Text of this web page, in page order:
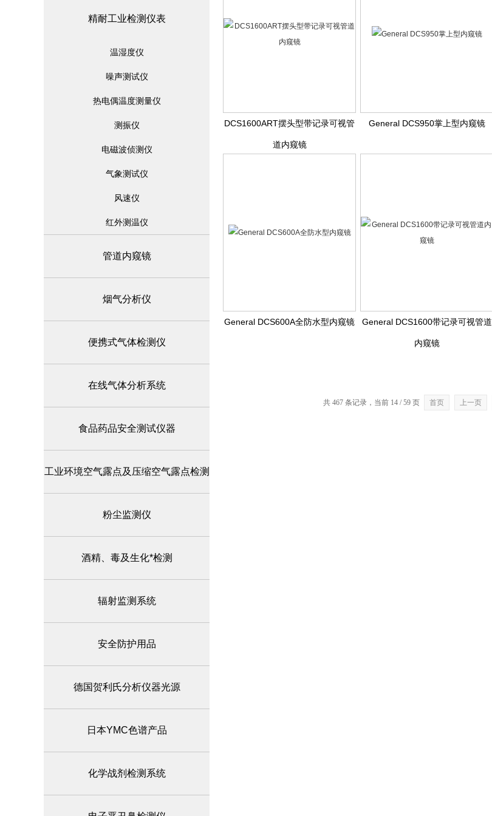
精耐工业检测仪表
温湿度仪
噪声测试仪
热电偶温度测量仪
测振仪
电磁波侦测仪
气象测试仪
风速仪
红外测温仪
管道内窥镜
烟气分析仪
便携式气体检测仪
在线气体分析系统
食品药品安全测试仪器
工业环境空气露点及压缩空气露点检测
粉尘监测仪
酒精、毒及生化*检测
辐射监测系统
安全防护用品
德国贺利氏分析仪器光源
日本YMC色谱产品
化学战剂检测系统
DCS1600ART摆头型带记录可视管
道内窥镜
General DCS950掌上型内窥镜
General DCS600A全防水型内窥镜 General DCS1600带记录可视管道
内窥镜
共 467 条记录，当前 14 / 59 页 首页 上一页